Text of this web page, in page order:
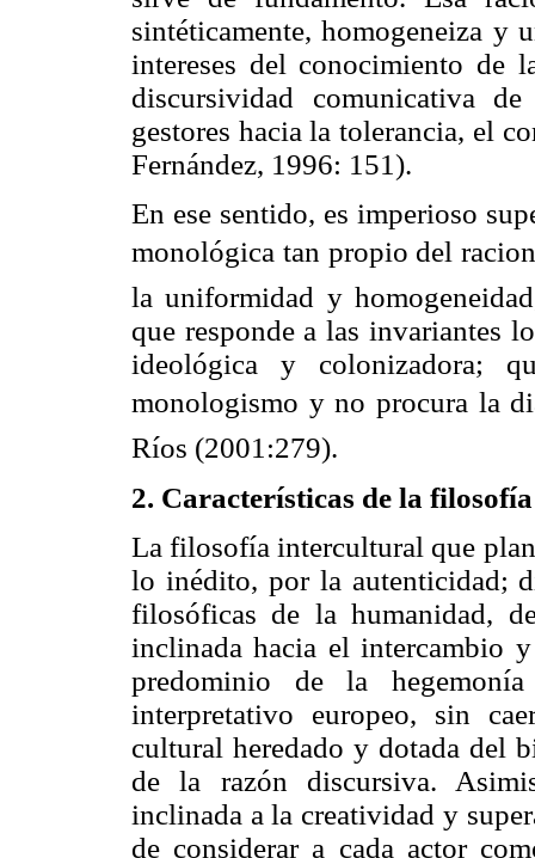
sintéticamente, homogeneiza y
intereses del conocimiento de
discursividad comunicativa
gestores hacia la tolerancia, el
Fernández, 1996: 151).
En ese sentido, es imperioso
monológica tan propio del
la uniformidad y
que responde a las invariantes
ideológica y colonizadora;
monologismo y no procura la
Ríos (2001:279).
2. Características de la
La filosofía intercultural que
lo inédito, por la autenticidad;
filosóficas de la humanidad,
inclinada hacia el intercambio
predominio de la
interpretativo europeo, sin
cultural heredado y dotada del
de la razón discursiva.
inclinada a la creatividad y
de considerar a cada actor